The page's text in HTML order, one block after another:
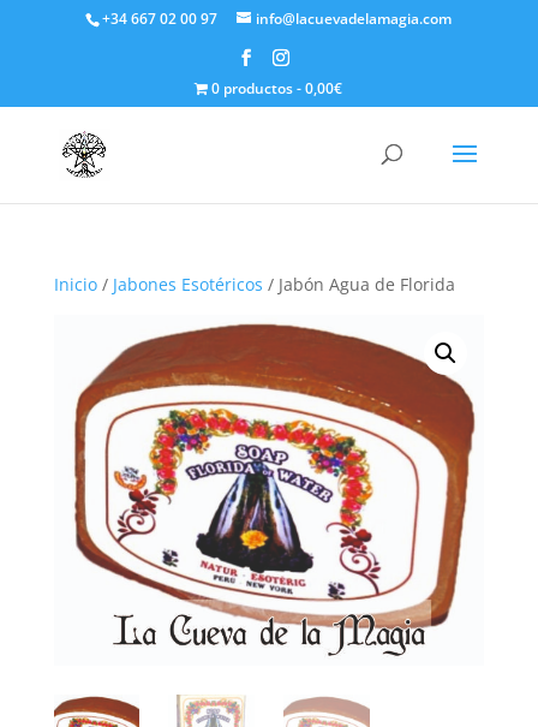
+34 667 02 00 97 info@lacuevadelamagia.com
0 productos 0,00€
Inicio/ Jabones Esotéricos / Jabón Agua de Florida